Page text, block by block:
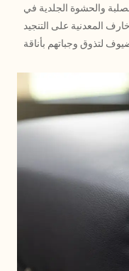
والحشوة الجلدية في
المعدنية على التنجيد